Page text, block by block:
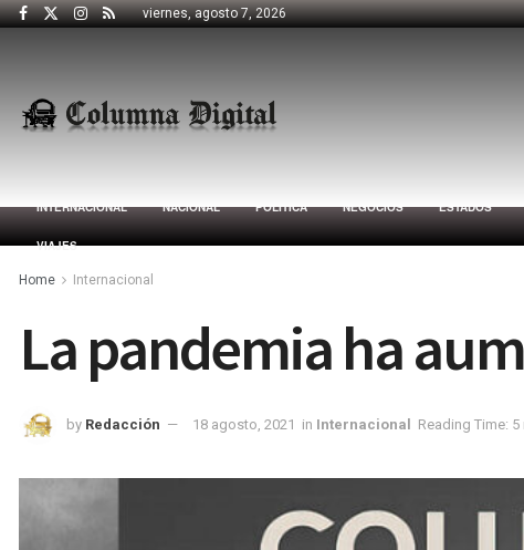
viernes, agosto 7, 2026
INTERNACIONAL NACIONAL POLÍTICA NEGOCIOS ESTADOS
VIAJES
Home Internacional
La pandemia ha
by Redacción 18 agosto, 2021 in Internacional Reading Time: 5